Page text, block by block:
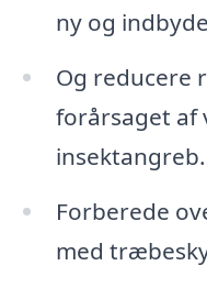
ny og
Og reducere
forårsaget af
insektangreb.
Forberede
med